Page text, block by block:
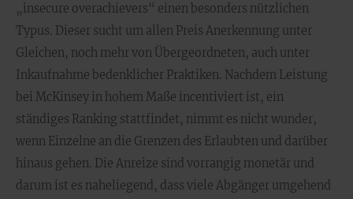
„insecure overachievers“ einen besonders nützlichen
Typus. Dieser sucht um allen Preis Anerkennung unter
Gleichen, noch mehr von Übergeordneten, auch unter
Inkaufnahme bedenklicher Praktiken. Nachdem Leistung
bei McKinsey in hohem Maße incentiviert ist, ein
ständiges Ranking stattfindet, nimmt es nicht wunder,
wenn Einzelne an die Grenzen des Erlaubten und darüber
hinaus gehen. Die Anreize sind vorrangig monetär und
darum ist es naheliegend, dass viele Abgänger umgehend